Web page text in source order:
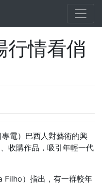
行情看俏
專電）巴西人對藝術的興
收購作品，吸引年輕一代
Filho）指出，有一群較年